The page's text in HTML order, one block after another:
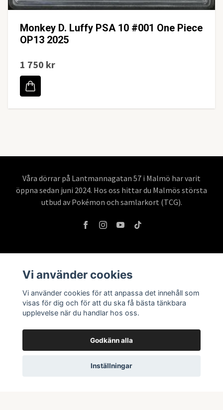
Monkey D. Luffy PSA 10 #001 One Piece
OP13 2025
1 750 kr
Våra dörrar på Lantmannagatan 57 i Malmö har varit
öppna sedan juni 2024. Hos oss hittar du Malmös största
utbud av Pokémon och samlarkort (TCG).
Butik & öppettider
Kontakta oss
Vi använder cookies
Vi använder cookies för att anpassa det innehåll som
visas för dig och för att du ska få bästa tänkbara
upplevelse när du handlar hos oss.
Godkänn alla
Inställningar